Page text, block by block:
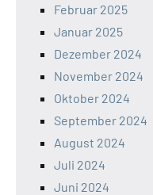
Februar 2025
Januar 2025
Dezember 2024
November 2024
Oktober 2024
September 2024
August 2024
Juli 2024
Juni 2024